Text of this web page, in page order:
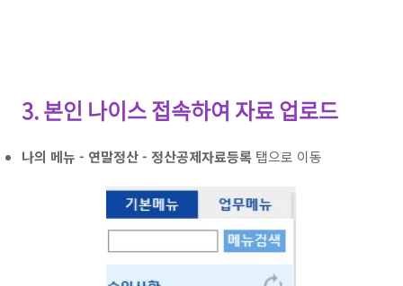
3. 본인 나이스 접속하여 자료 업로드
나의 메뉴 - 연말정산 - 정산공제자료등록 탭으로 이동